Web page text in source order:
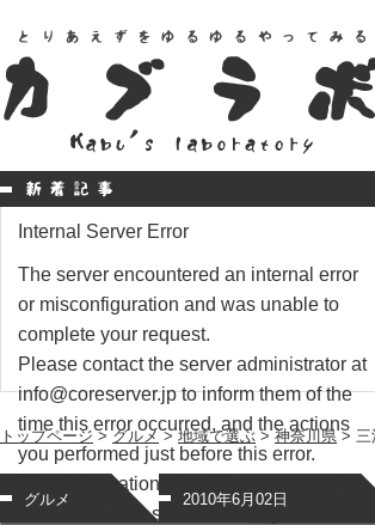
Internal Server Error
The server encountered an internal error
or misconfiguration and was unable to
complete your request.
Please contact the server administrator at
info@coreserver.jp to inform them of the
time this error occurred, and the actions
you performed just before this error.
More information about this error may be
available in the server error log.
トップページ >グルメ >地域で選ぶ >神奈川県> 三
グルメ 2010年6月02日